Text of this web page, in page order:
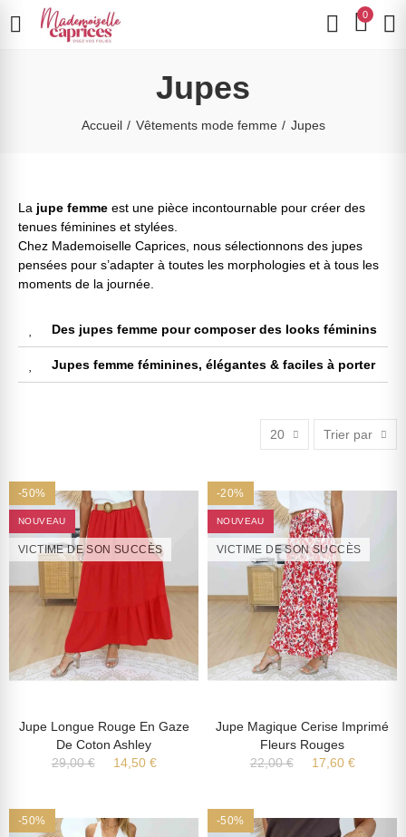
0
Jupes
Accueil Vêtements mode femme Jupes
La jupe femme est une pièce incontournable pour créer des
tenues féminines et stylées.
Chez Mademoiselle Caprices, nous sélectionnons des jupes
pensées pour s’adapter à toutes les morphologies et à tous les
moments de la journée.
Des jupes femme pour composer des looks féminins
Jupes femme féminines, élégantes & faciles à porter
20 Trier par
-50%
NOUVEAU
VICTIME DE SON SUCCÈS
Jupe Longue Rouge En Gaze
De Coton Ashley
29,00 €
14,50 €
-20%
NOUVEAU
VICTIME DE SON SUCCÈS
Jupe Magique Cerise Imprimé
Fleurs Rouges
22,00 €
17,60 €
-50% -50%